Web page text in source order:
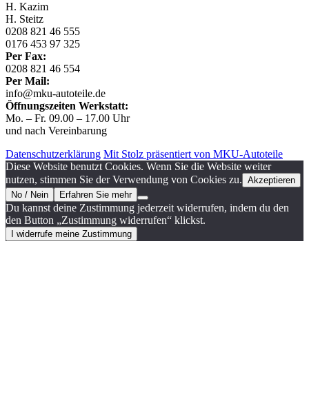
H. Kazim
H. Steitz
0208 821 46 555
0176 453 97 325
Per Fax:
0208 821 46 554
Per Mail:
info@mku-autoteile.de
Öffnungszeiten Werkstatt:
Mo. – Fr. 09.00 – 17.00 Uhr
und nach Vereinbarung
Datenschutzerklärung Mit Stolz präsentiert von MKU-Autoteile
Diese Website benutzt Cookies. Wenn Sie die Website weiter
nutzen, stimmen Sie der Verwendung von Cookies zu. Akzeptieren
No / Nein
Erfahren Sie mehr
Du kannst deine Zustimmung jederzeit widerrufen, indem du den
den Button „Zustimmung widerrufen“ klickst.
I widerrufe meine Zustimmung